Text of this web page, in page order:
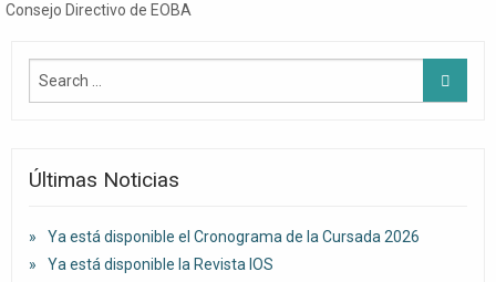
Consejo Directivo de EOBA
Últimas Noticias
Ya está disponible el Cronograma de la Cursada 2026
Ya está disponible la Revista IOS